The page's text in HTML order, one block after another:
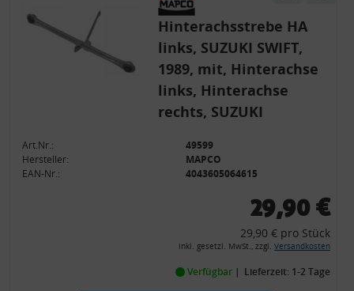
Hinterachsstrebe HA
links, SUZUKI SWIFT,
1989, mit, Hinterachse
links, Hinterachse
rechts, SUZUKI
Art.Nr.:
49599
Hersteller:
MAPCO
EAN-Nr.:
4043605064615
29,90 €
29,90 € pro Stück
inkl. gesetzl. MwSt., zzgl. Versandkosten
Verfügbar Lieferzeit: 1-2 Tage